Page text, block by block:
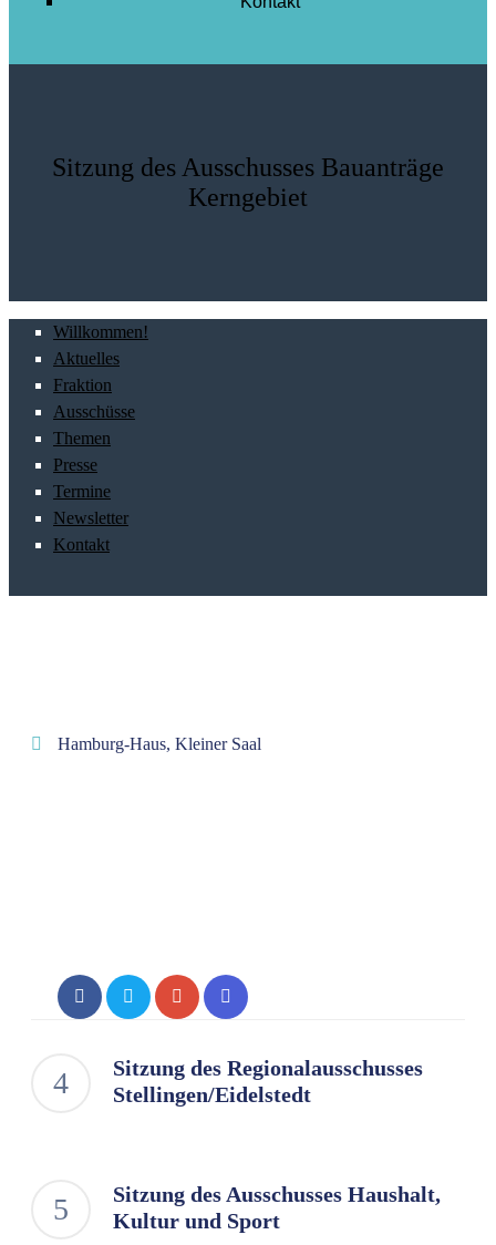
Sitzung des Ausschusses Bauanträge
Kerngebiet
Willkommen!
Aktuelles
Fraktion
Ausschüsse
Themen
Presse
Termine
Newsletter
Kontakt
Hamburg-Haus, Kleiner Saal
Sitzung des Regionalausschusses
Stellingen/Eidelstedt
Sitzung des Ausschusses Haushalt,
Kultur und Sport